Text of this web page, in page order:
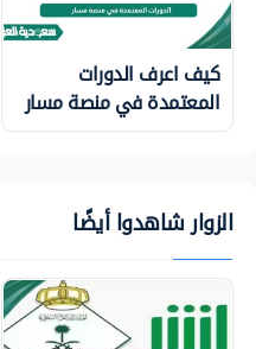
كيف اعرف الدورات
المعتمدة في منصة مسار
الزوار شاهدوا أيضًا